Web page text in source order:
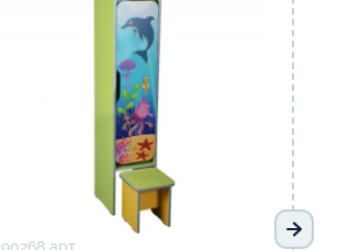
90268 арт